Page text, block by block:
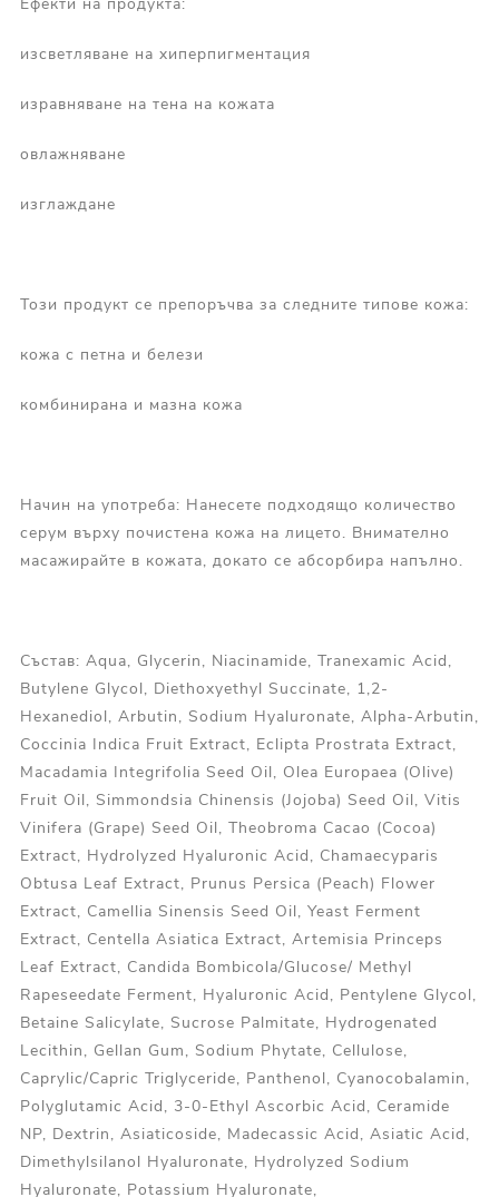
Ефекти на продукта:
изсветляване на хиперпигментация
изравняване на тена на кожата
овлажняване
изглаждане
Този продукт се препоръчва за следните типове кожа:
кожа с петна и белези
комбинирана и мазна кожа
Начин на употреба: Нанесете подходящо количество
серум върху почистена кожа на лицето. Внимателно
масажирайте в кожата, докато се абсорбира напълно.
Състав: Aqua, Glycerin, Niacinamide, Tranexamic Acid,
Butylene Glycol, Diethoxyethyl Succinate, 1,2-
Hexanediol, Arbutin, Sodium Hyaluronate, Alpha-Arbutin,
Coccinia Indica Fruit Extract, Eclipta Prostrata Extract,
Macadamia Integrifolia Seed Oil, Olea Europaea (Olive)
Fruit Oil, Simmondsia Chinensis (Jojoba) Seed Oil, Vitis
Vinifera (Grape) Seed Oil, Theobroma Cacao (Cocoa)
Extract, Hydrolyzed Hyaluronic Acid, Chamaecyparis
Obtusa Leaf Extract, Prunus Persica (Peach) Flower
Extract, Camellia Sinensis Seed Oil, Yeast Ferment
Extract, Centella Asiatica Extract, Artemisia Princeps
Leaf Extract, Candida Bombicola/Glucose/ Methyl
Rapeseedate Ferment, Hyaluronic Acid, Pentylene Glycol,
Betaine Salicylate, Sucrose Palmitate, Hydrogenated
Lecithin, Gellan Gum, Sodium Phytate, Cellulose,
Caprylic/Capric Triglyceride, Panthenol, Cyanocobalamin,
Polyglutamic Acid, 3-0-Ethyl Ascorbic Acid, Ceramide
NP, Dextrin, Asiaticoside, Madecassic Acid, Asiatic Acid,
Dimethylsilanol Hyaluronate, Hydrolyzed Sodium
Hyaluronate, Potassium Hyaluronate,